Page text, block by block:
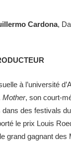
Cardona,
à l’université
Mother, son court-
des festivals
le prix Louis
grand gagnant des